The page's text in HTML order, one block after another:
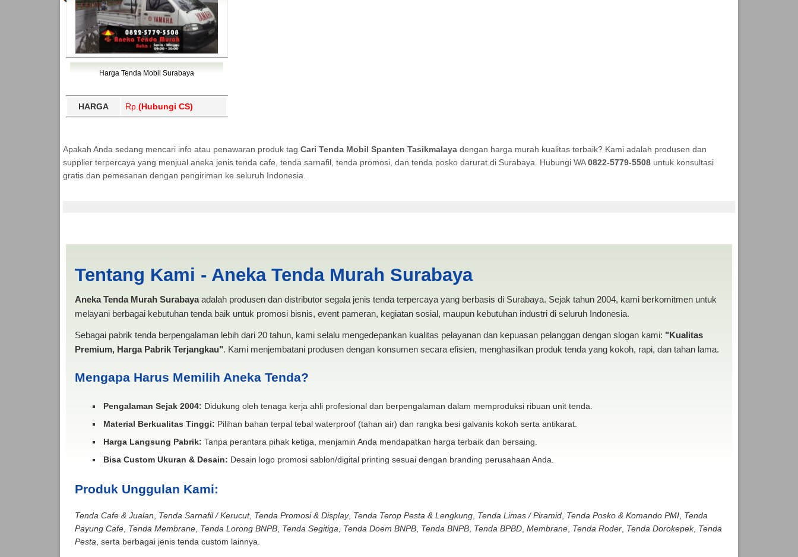
Harga Tenda Mobil Surabaya
HARGA Rp. (Hubungi CS)
Apakah Anda sedang mencari info atau penawaran produk tag Cari Tenda Mobil Spanten Tasikmalayadengan harga murah kualitas terbaik? Kami adalah produsen dan
supplier terpercaya yang menjual aneka jenis tenda cafe, tenda sarnafil, tenda promosi, dan tenda posko darurat di Surabaya. Hubungi WA0822-5779-5508untuk konsultasi
gratis dan pemesanan dengan pengiriman ke seluruh Indonesia.
Tentang Kami - Aneka Tenda Murah Surabaya
Aneka Tenda Murah Surabayaadalah produsen dan distributor segala jenis tenda terpercaya yang berbasis di Surabaya. Sejak tahun 2004, kami berkomitmen untuk
melayani berbagai kebutuhan tenda baik untuk promosi bisnis, event pameran, kegiatan sosial, maupun kebutuhan industri di seluruh Indonesia.
Sebagai pabrik tenda berpengalaman lebih dari 20 tahun, kami selalu mengedepankan kualitas pelayanan dan kepuasan pelanggan dengan slogan kami: "Kualitas
Premium, Harga Pabrik Terjangkau". Kami menjembatani produsen dengan konsumen secara efisien, menghasilkan produk tenda yang kokoh, rapi, dan tahan lama.
Mengapa Harus Memilih Aneka Tenda?
Pengalaman Sejak 2004: Didukung oleh tenaga kerja ahli profesional dan berpengalaman dalam memproduksi ribuan unit tenda.
Material Berkualitas Tinggi: Pilihan bahan terpal tebal waterproof (tahan air) dan rangka besi galvanis kokoh serta antikarat.
Harga Langsung Pabrik: Tanpa perantara pihak ketiga, menjamin Anda mendapatkan harga terbaik dan bersaing.
Bisa Custom Ukuran & Desain: Desain logo promosi sablon/digital printing sesuai dengan branding perusahaan Anda.
Produk Unggulan Kami:
Tenda Cafe & Jualan Tenda Sarnafil / Kerucut, Tenda Promosi & Display, Tenda Terop Pesta & Lengkung, Tenda Limas / Piramid, Tenda Posko & Komando PMI, Tenda
Payung Cafe, Tenda Membrane, Tenda Lorong BNPB, Tenda Segitiga Tenda Doem BNPB, Tenda BNPB, Tenda BPBD, Membrane, Tenda Roder, Tenda Dorokepek, Tenda
Pesta , serta berbagai jenis tenda custom lainnya.